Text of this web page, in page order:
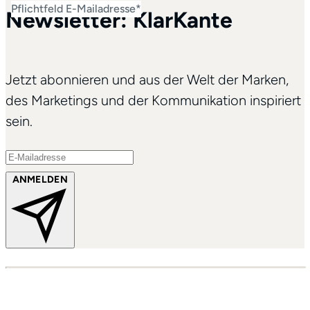
Newsletter: KlarKante
Jetzt abonnieren und aus der Welt der Marken,
des Marketings und der Kommunikation inspiriert
sein.
Pflichtfeld E-Mailadresse*
ANMELDEN